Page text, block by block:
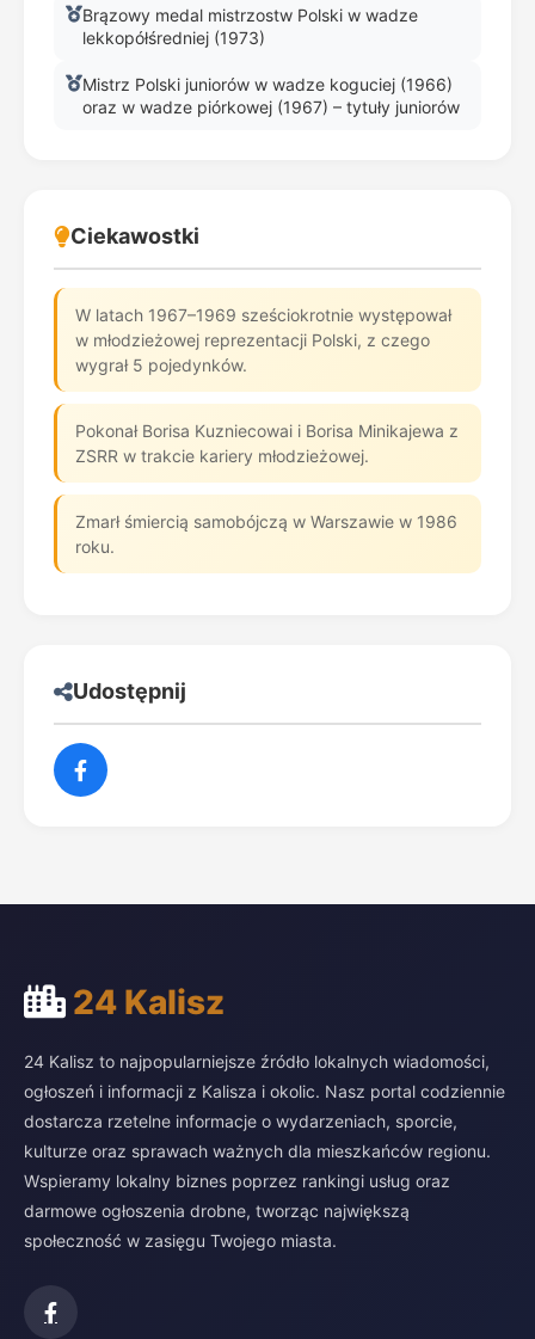
Brązowy medal mistrzostw Polski w wadze
lekkopółśredniej (1973)
Mistrz Polski juniorów w wadze koguciej (1966)
oraz w wadze piórkowej (1967) – tytuły juniorów
Ciekawostki
W latach 1967–1969 sześciokrotnie występował
w młodzieżowej reprezentacji Polski, z czego
wygrał 5 pojedynków.
Pokonał Borisa Kuzniecowai i Borisa Minikajewa z
ZSRR w trakcie kariery młodzieżowej.
Zmarł śmiercią samobójczą w Warszawie w 1986
roku.
Udostępnij
24 Kalisz
24 Kalisz to najpopularniejsze źródło lokalnych wiadomości,
ogłoszeń i informacji z Kalisza i okolic. Nasz portal codziennie
dostarcza rzetelne informacje o wydarzeniach, sporcie,
kulturze oraz sprawach ważnych dla mieszkańców regionu.
Wspieramy lokalny biznes poprzez rankingi usług oraz
darmowe ogłoszenia drobne, tworząc największą
społeczność w zasięgu Twojego miasta.